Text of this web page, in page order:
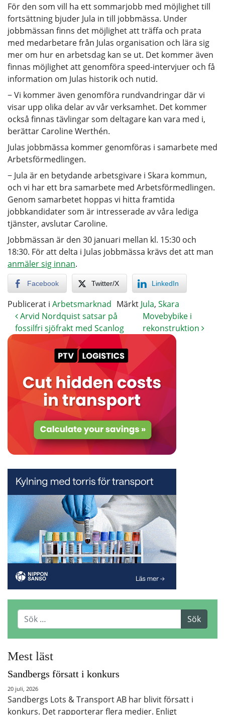
För den som vill ha ett sommarjobb med möjlighet till
fortsättning bjuder Jula in till jobbmässa. Under
jobbmässan finns det möjlighet att träffa och prata
med medarbetare från Julas organisation och lära sig
mer om hur en arbetsdag kan se ut. Det kommer även
finnas möjlighet att genomföra speed-intervjuer och få
information om Julas historik och nutid.
− Vi kommer även genomföra rundvandringar där vi
visar upp olika delar av vår verksamhet. Det kommer
också finnas tävlingar som deltagare kan vara med i,
berättar Caroline Werthén.
Julas jobbmässa kommer genomföras i samarbete med
Arbetsförmedlingen.
− Jula är en betydande arbetsgivare i Skara kommun,
och vi har ett bra samarbete med Arbetsförmedlingen.
Genom samarbetet hoppas vi hitta framtida
jobbkandidater som är intresserade av våra lediga
tjänster, avslutar Caroline.
Jobbmässan är den 30 januari mellan kl. 15:30 och
18:30. För att delta i Julas jobbmässa krävs det att man
anmäler sig innan.
Facebook Twitter/X LinkedIn
Publicerat i Arbetsmarknad Märkt Jula, Skara
Arvid Nordquist satsar på
fossilfri sjöfrakt med Scanlog
Movebybike i
rekonstruktion
Mest läst
Sandbergs försatt i konkurs
20 juli, 2026
Sandbergs Lots & Transport AB har blivit försatt i
konkurs. Det rapporterar flera medier. Enligt